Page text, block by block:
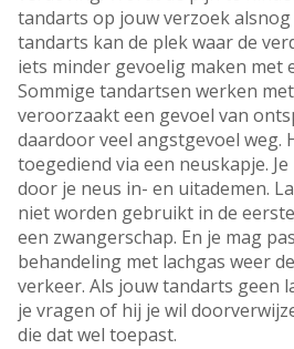
tandarts op jouw verzoek
tandarts kan de plek waar de
iets minder gevoelig maken met
Sommige tandartsen werken
veroorzaakt een gevoel van
daardoor veel angstgevoel weg.
toegediend via een neuskapje.
door je neus in- en uitademen.
niet worden gebruikt in de
een zwangerschap. En je mag
behandeling met lachgas weer
verkeer. Als jouw tandarts geen
je vragen of hij je wil
die dat wel toepast.